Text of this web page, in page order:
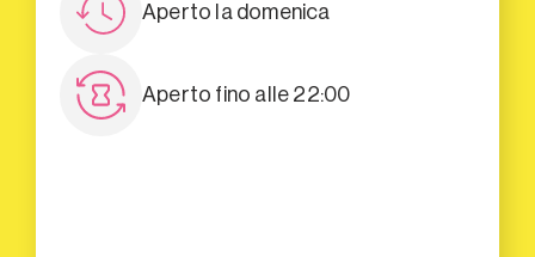
Aperto la domenica
Aperto fino alle 22:00